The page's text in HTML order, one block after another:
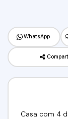
WhatsApp
Casa com 4